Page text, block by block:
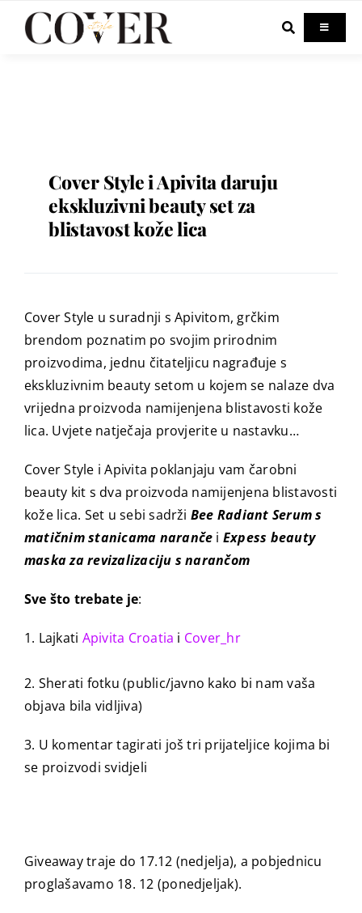
Toggle
Out & About
Cover Style i Apivita daruju
ekskluzivni beauty set za
blistavost kože lica
Cover Style u suradnji s Apivitom, grčkim
brendom poznatim po svojim prirodnim
proizvodima, jednu čitateljicu nagrađuje s
ekskluzivnim beauty setom u kojem se nalaze dva
vrijedna proizvoda namijenjena blistavosti kože
lica. Uvjete natječaja provjerite u nastavku…
Cover Style i Apivita poklanjaju vam čarobni
beauty kit s dva proizvoda namijenjena blistavosti
kože lica. Set u sebi sadrži Bee Radiant Serum s
matičnim stanicama naranče i Expess beauty
maska za revizalizaciju s narančom
Sve što trebate je:
1. Lajkati Apivita Croatia i Cover_hr
2. Sherati fotku (public/javno kako bi nam vaša
objava bila vidljiva)
3. U komentar tagirati još tri prijateljice kojima bi
se proizvodi svidjeli
Giveaway traje do 17.12 (nedjelja), a pobjednicu
proglašavamo 18. 12 (ponedjeljak).